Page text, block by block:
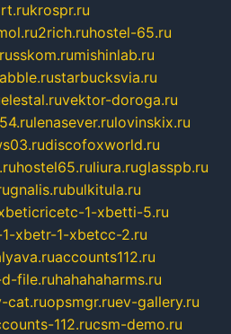
krospr.ru
2rich.ruhostel-65.ru
mishinlab.ru
starbucksvia.ru
elestal.ruvektor-doroga.ru
lenasever.rulovinskix.ru
discofoxworld.ru
hostel65.ruliura.ruglasspb.ru
gnalis.rubulkitula.ru
1-xbetti-5.ru
xbetr-1-xbetcc-2.ru
accounts112.ru
file.ruhahahaharms.ru
cat.ruopsmgr.ruev-gallery.ru
112.rucsm-demo.ru